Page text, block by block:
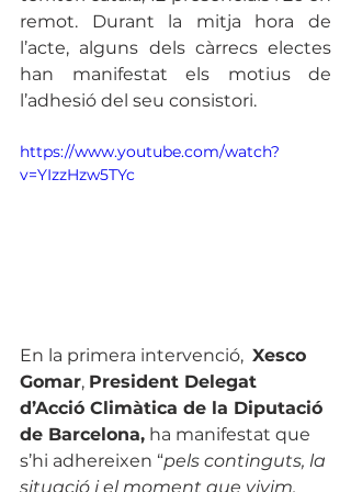
remot. Durant la mitja hora de
l’acte, alguns dels càrrecs electes
han manifestat els motius de
l’adhesió del seu consistori.
https://www.youtube.com/watch?
v=YIzzHzw5TYc
En la primera intervenció, Xesco
Gomar, President Delegat
d’Acció Climàtica de la Diputació
de Barcelona, ha manifestat que
s’hi adhereixen “pels continguts, la
situació i el moment que vivim,